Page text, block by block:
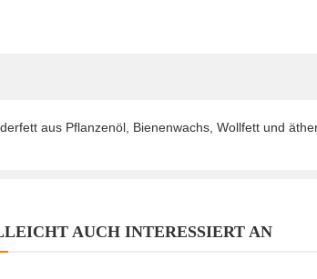
aus Pflanzenöl, Bienenwachs, Wollfett und
AUCH INTERESSIERT AN